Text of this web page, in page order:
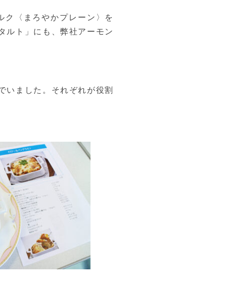
ク〈まろやかプレーン〉を
ルト」にも、弊社アーモン
いました。それぞれが役割